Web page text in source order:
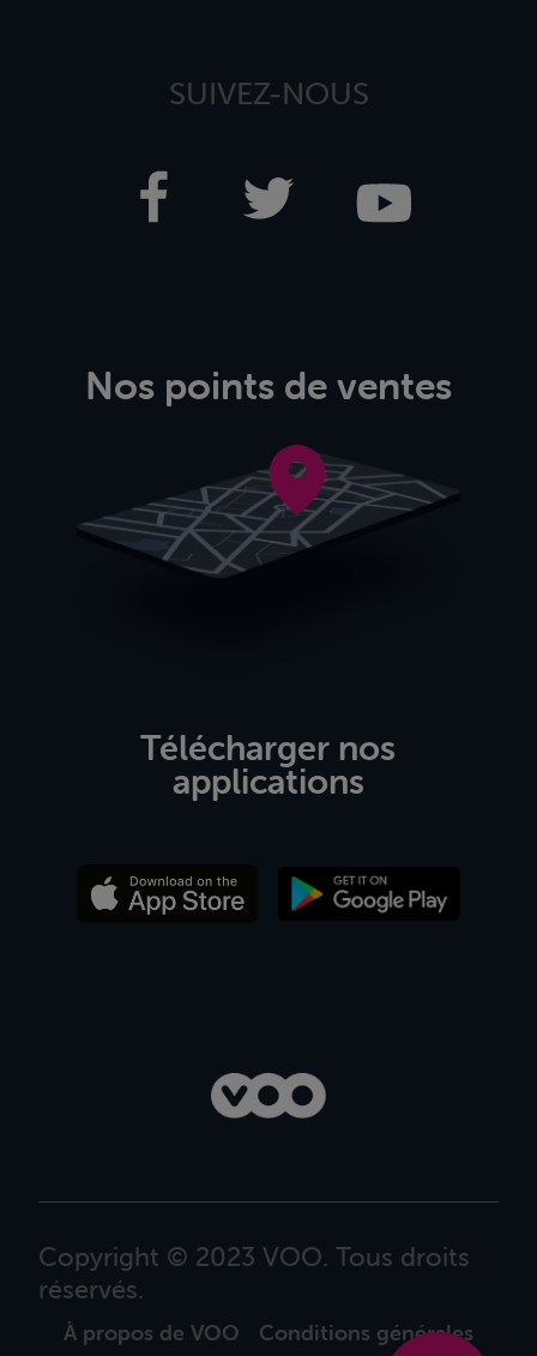
SUIVEZ-NOUS
Nos points de ventes
Télécharger nos
applications
Copyright © 2023 VOO. Tous droits
réservés.
À propos de VOO Conditions générales